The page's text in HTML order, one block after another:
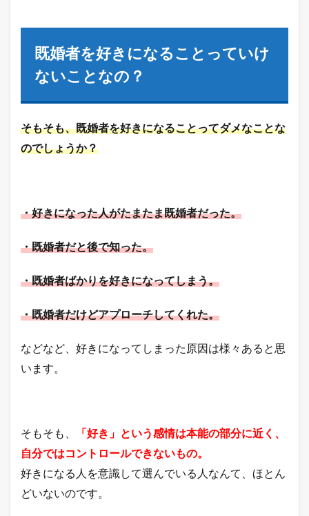
にな
るこ
とっ
てい
いこ
の？
2
の理
想の
を確
かめ
る。
相手
状況
を確
かめ
ス・
ノー
えて
み
る。
既婚者を好きになることっていけ
ないことなの？
そもそも、既婚者を好きになることってダメなことな
のでしょうか？
・好きになった人がたまたま既婚者だった。
・既婚者だと後で知った。
・既婚者ばかりを好きになってしまう。
・既婚者だけどアプローチしてくれた。
などなど、好きになってしまった原因は様々あると思
います。
そもそも、
「好き」という感情は本能の部分に近く、
自分ではコントロールできないもの。
好きになる人を意識して選んでいる人なんて、ほとん
どいないのです。